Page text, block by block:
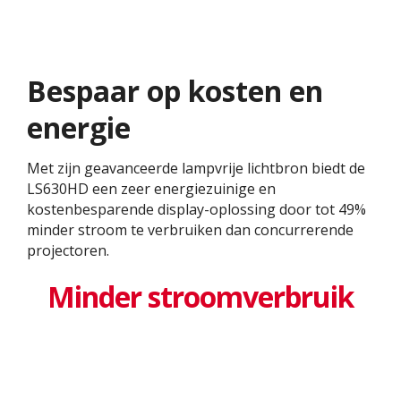
Bespaar op kosten en
energie
Met zijn geavanceerde lampvrije lichtbron biedt de
LS630HD een zeer energiezuinige en
kostenbesparende display-oplossing door tot 49%
minder stroom te verbruiken dan concurrerende
projectoren.
Minder stroomverbruik